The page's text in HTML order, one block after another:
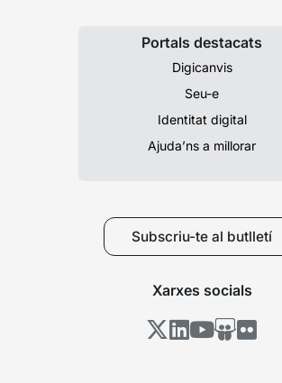
Portals destacats
Digicanvis
Seu-e
Identitat digital
Ajuda’ns a millorar
Subscriu-te al butlletí
Xarxes socials